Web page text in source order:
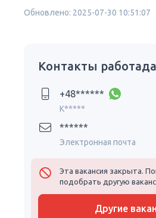
Обновлено: 2025-07-30 10:51:07
Контакты
+48******
K*****
******
Электронная почта
Эта вакансия закрыта.
подобрать другую
Другие